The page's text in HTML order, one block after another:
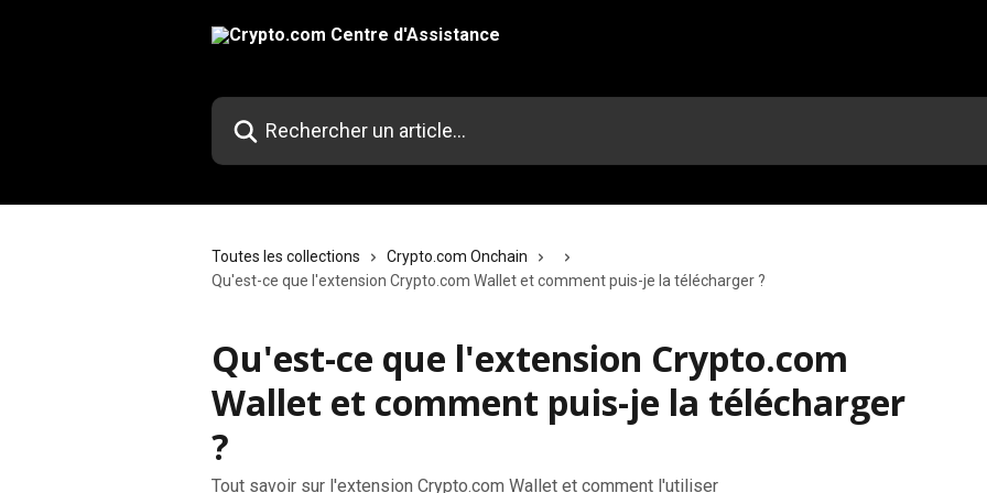
Rechercher un article...
Toutes les collections
Crypto.com Onchain
Qu'est-ce que l'extension Crypto.com Wallet et comment puis-je la télécharger ?
Qu'est-ce que l'extension Crypto.com
Wallet et comment puis-je la télécharger
?
Tout savoir sur l'extension Crypto.com Wallet et comment l'utiliser